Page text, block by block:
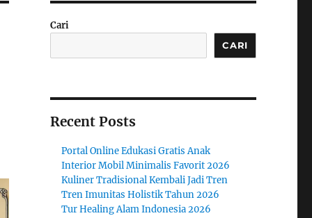
Cari
CARI
Recent Posts
Portal Online Edukasi Gratis Anak
Interior Mobil Minimalis Favorit 2026
Kuliner Tradisional Kembali Jadi Tren
Tren Imunitas Holistik Tahun 2026
Tur Healing Alam Indonesia 2026